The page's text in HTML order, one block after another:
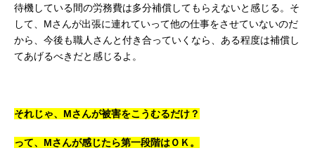
待機している間の労務費は多分補償してもらえないと感じる。そ
して、Mさんが出張に連れていって他の仕事をさせていないのだ
から、今後も職人さんと付き合っていくなら、ある程度は補償し
てあげるべきだと感じるよ。
それじゃ、Mさんが被害をこうむるだけ？
って、Mさんが感じたら第一段階はＯＫ。